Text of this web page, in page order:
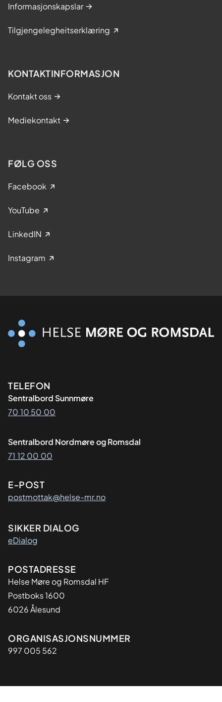
Informasjonskapslar
Tilgjengelegheitserklæring
KONTAKTINFORMASJON
Kontakt oss
Mediekontakt
FØLG OSS
Facebook
YouTube
LinkedIN
Instagram
Kontaktinformasjon
TELEFON
Sentralbord Sunnmøre
70 10 50 00
Sentralbord Nordmøre og Romsdal
71 12 00 00
E-POST
postmottak@helse-mr.no
SIKKER DIALOG
eDialog
Adresse
POSTADRESSE
Helse Møre og Romsdal HF
Postboks 1600
6026 Ålesund
Organisasjon
ORGANISASJONSNUMMER
997 005 562